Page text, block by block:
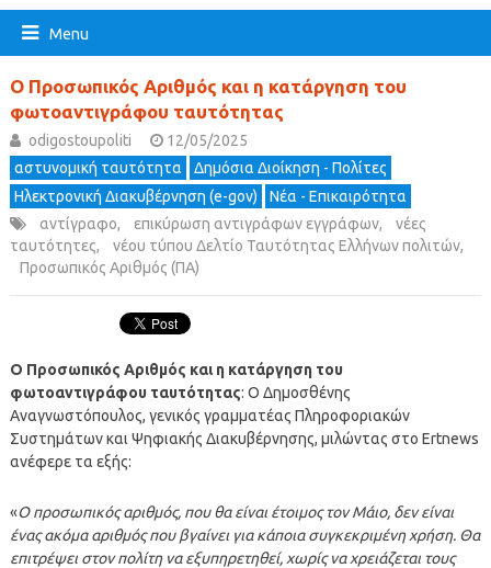
Menu
Ο Προσωπικός Αριθμός και η κατάργηση του
φωτοαντιγράφου ταυτότητας
odigostoupoliti
12/05/2025
αστυνομική ταυτότητα
Δημόσια Διοίκηση - Πολίτες
Ηλεκτρονική Διακυβέρνηση (e-gov)
Νέα - Επικαιρότητα
αντίγραφο, επικύρωση αντιγράφων εγγράφων,
νέες
ταυτότητες, νέου τύπου Δελτίο Ταυτότητας Ελλήνων πολιτών,
Προσωπικός Αριθμός (ΠΑ)
Ο Προσωπικός Αριθμός και η κατάργηση του
φωτοαντιγράφου ταυτότητας: Ο Δημοσθένης
Αναγνωστόπουλος, γενικός γραμματέας Πληροφοριακών
Συστημάτων και Ψηφιακής Διακυβέρνησης, μιλώντας στο Ertnews
ανέφερε τα εξής:
«Ο προσωπικός αριθμός, που θα είναι έτοιμος τον Μάιο, δεν είναι
ένας ακόμα αριθμός που βγαίνει για κάποια συγκεκριμένη χρήση. Θα
επιτρέψει στον πολίτη να εξυπηρετηθεί, χωρίς να χρειάζεται τους